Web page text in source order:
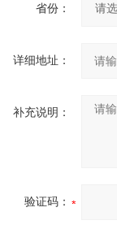
省份：
详细地址：
补充说明：
验证码：